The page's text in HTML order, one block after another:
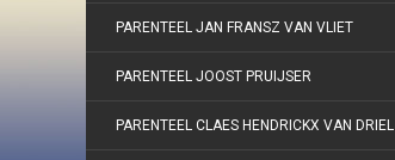
PARENTEEL JAN FRANSZ VAN VLIET
PARENTEEL JOOST PRUIJSER
PARENTEEL CLAES HENDRICKX VAN DRIEL